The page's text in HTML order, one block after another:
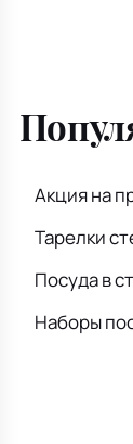
Акция на
Тарелки
Посуда в
Наборы